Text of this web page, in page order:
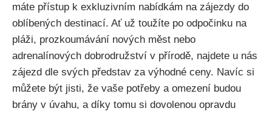
máte přístup k exkluzivním nabídkám na zájezdy do
oblíbených destinací. Ať už toužíte po odpočinku na
pláži, prozkoumávání nových měst nebo
adrenalínových dobrodružství v přírodě, najdete u nás
zájezd dle svých představ za výhodné ceny. Navíc si
můžete být jisti, že vaše potřeby a omezení budou
brány v úvahu, a díky tomu si dovolenou opravdu